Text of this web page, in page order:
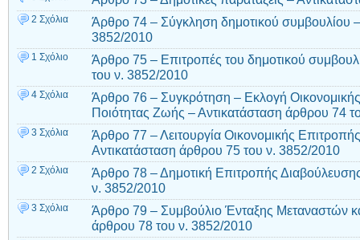
2 Σχόλια
Άρθρο 74 – Σύγκληση δημοτικού συμβουλίου
3852/2010
1 Σχόλιο
Άρθρο 75 – Επιτροπές του δημοτικού
του ν. 3852/2010
4 Σχόλια
Άρθρο 76 – Συγκρότηση – Εκλογή
Ποιότητας Ζωής – Αντικατάσταση άρθρου 74
3 Σχόλια
Άρθρο 77 – Λειτουργία Οικονομικής
Αντικατάσταση άρθρου 75 του ν. 3852/2010
2 Σχόλια
Άρθρο 78 – Δημοτική Επιτροπής
ν. 3852/2010
3 Σχόλια
Άρθρο 79 – Συμβούλιο Ένταξης Μεταναστών
άρθρου 78 του ν. 3852/2010